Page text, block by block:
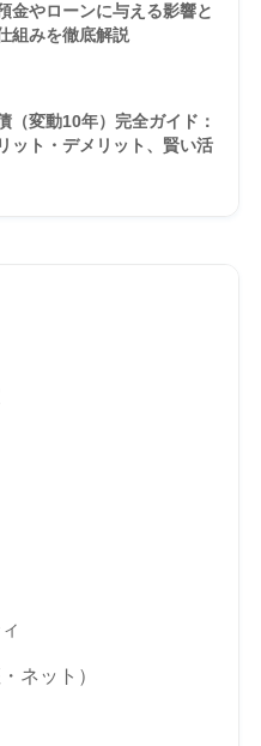
金やローンに与える影響と
組みを徹底解説
（変動10年）完全ガイド：
ット・デメリット、賢い活
ネット）